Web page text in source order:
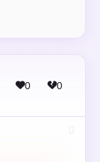
0 0